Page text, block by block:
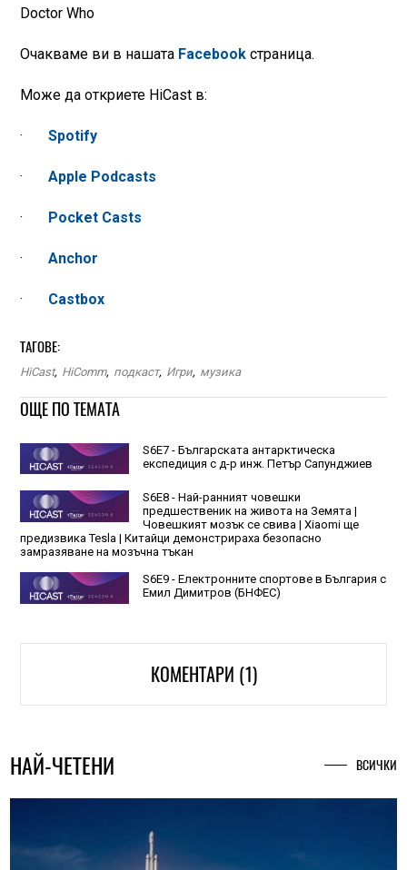
Doctor Who
Очакваме ви в нашата ⁠⁠⁠ Facebook⁠ страница.⁠
Може да откриете HiCast в:
· Spotify
· Apple Podcasts
· Pocket Casts
· Anchor
· Castbox
ТАГОВЕ:
HiCast, HiComm, подкаст, Игри, музика
ОЩЕ ПО ТЕМАТА
S6E7 - Българската антарктическа
експедиция с д-р инж. Петър Сапунджиев
S6E8 - Най-ранният човешки
предшественик на живота на Земята |
Човешкият мозък се свива | Xiaomi ще
предизвика Tesla | Китайци демонстрираха безопасно
замразяване на мозъчна тъкан
S6E9 - Електронните спортове в България с
Емил Димитров (БНФЕС⁠)
КОМЕНТАРИ (1)
НАЙ-ЧЕТЕНИ ВСИЧКИ